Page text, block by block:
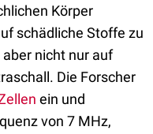
Körper
schädliche Stoffe zu
nicht nur auf
Die Forscher
ein und
von 7 MHz,